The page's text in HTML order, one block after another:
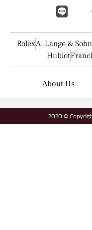
RolexA. Lange &
Hublot
About Us
2020 ©